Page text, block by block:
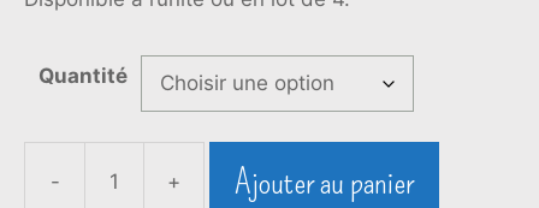
Quantité
-
quantité
+ Ajouter au panier